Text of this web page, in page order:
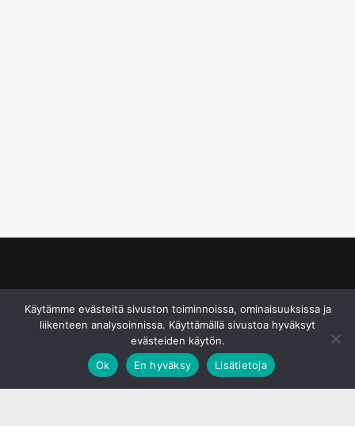
Käytämme evästeitä sivuston toiminnoissa, ominaisuuksissa ja
liikenteen analysoinnissa. Käyttämällä sivustoa hyväksyt
evästeiden käytön.
Ok
En hyväksy Lisätietoja